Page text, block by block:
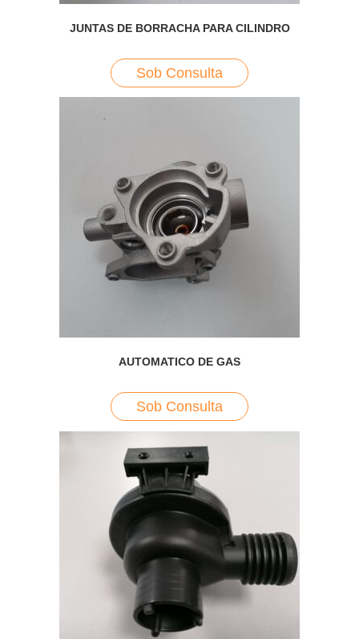
JUNTAS DE BORRACHA PARA CILINDRO
Sob Consulta
AUTOMATICO DE GAS
Sob Consulta